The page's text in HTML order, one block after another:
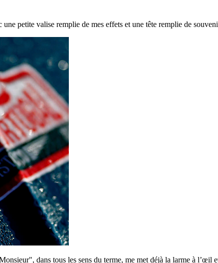
petite valise remplie de mes effets et une tête remplie de
dans tous les sens du terme, me met déjà la larme à l’œil